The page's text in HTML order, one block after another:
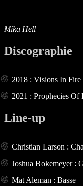
Mika Hell
Discographie
2018 : Visions In Fire
2021 : Prophecies Of
Line-up
Christian Larson :
Joshua Bokemeyer :
Mat Aleman : Basse